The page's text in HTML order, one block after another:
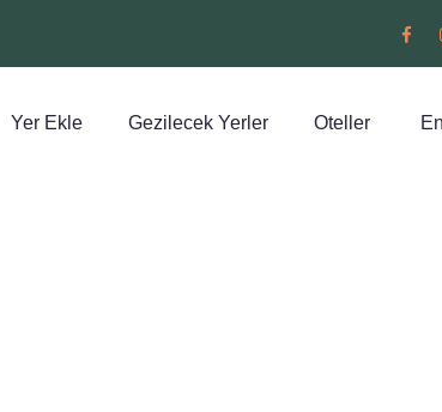
Yer Ekle Gezilecek Yerler Oteller